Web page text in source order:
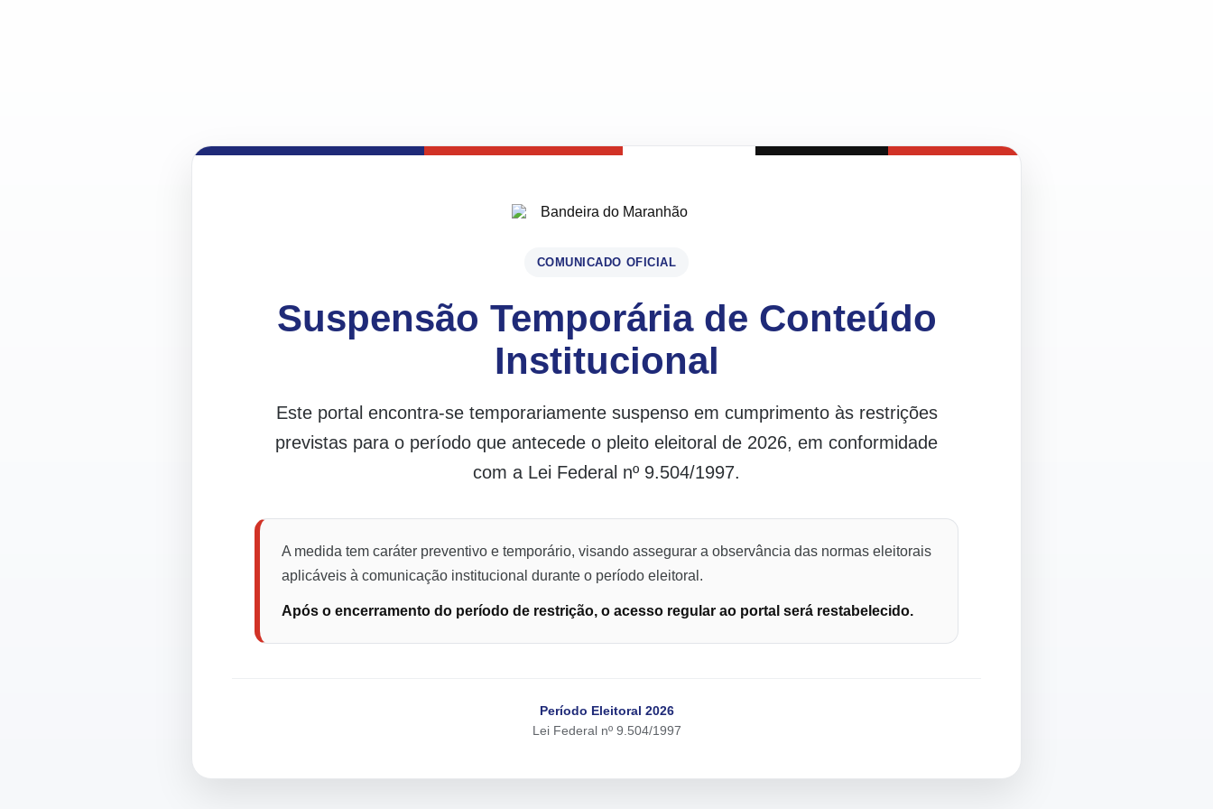
COMUNICADO OFICIAL
Suspensão Temporária de Conteúdo
Institucional
Este portal encontra-se temporariamente suspenso em cumprimento às restrições
previstas para o período que antecede o pleito eleitoral de 2026, em conformidade
com a Lei Federal nº 9.504/1997.
A medida tem caráter preventivo e temporário, visando assegurar a observância das normas eleitorais
aplicáveis à comunicação institucional durante o período eleitoral.
Após o encerramento do período de restrição, o acesso regular ao portal será restabelecido.
Período Eleitoral 2026
Lei Federal nº 9.504/1997